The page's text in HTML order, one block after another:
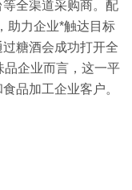
全渠道采购商。 配
助力企业*触达目标
糖酒会成功打开全
品企业而言，这一平
品加工企业客户。